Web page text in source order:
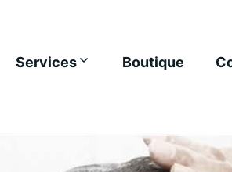
Services Boutique